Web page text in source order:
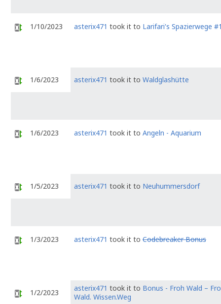
1/10/2023 asterix471 took it to Larifari's Spazierwege
1/6/2023 asterix471 took it to Waldglashütte
1/6/2023 asterix471 took it to Angeln - Aquarium
1/5/2023 asterix471 took it to Neuhummersdorf
1/3/2023 asterix471 took it to Codebreaker Bonus
1/2/2023 asterix471 took it to Bonus - Froh Wald –
Wald. Wissen.Weg